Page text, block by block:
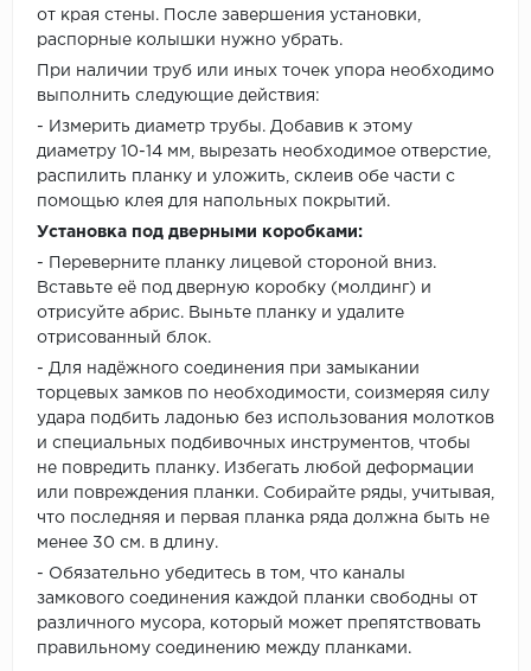
от края стены. После завершения установки,
распорные колышки нужно убрать.
При наличии труб или иных точек упора необходимо
выполнить следующие действия:
- Измерить диаметр трубы. Добавив к этому
диаметру 10-14 мм, вырезать необходимое отверстие,
распилить планку и уложить, склеив обе части с
помощью клея для напольных покрытий.
Установка под дверными коробками:
- Переверните планку лицевой стороной вниз.
Вставьте её под дверную коробку (молдинг) и
отрисуйте абрис. Выньте планку и удалите
отрисованный блок.
- Для надёжного соединения при замыкании
торцевых замков по необходимости, соизмеряя силу
удара подбить ладонью без использования молотков
и специальных подбивочных инструментов, чтобы
не повредить планку. Избегать любой деформации
или повреждения планки. Собирайте ряды, учитывая,
что последняя и первая планка ряда должна быть не
менее 30 см. в длину.
- Обязательно убедитесь в том, что каналы
замкового соединения каждой планки свободны от
различного мусора, который может препятствовать
правильному соединению между планками.